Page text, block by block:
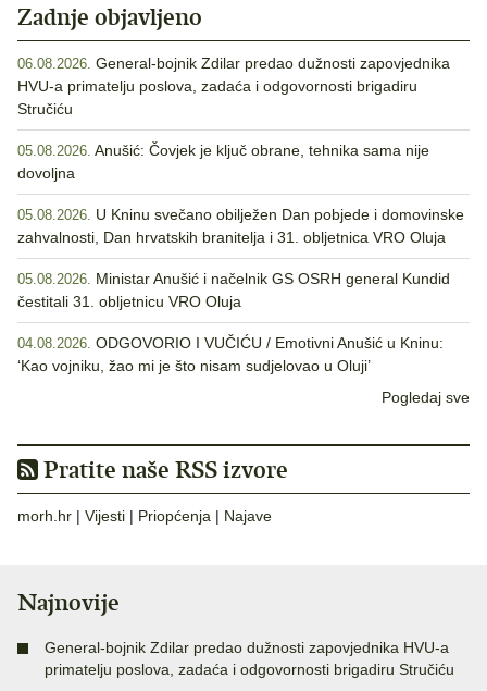
Zadnje objavljeno
06.08.2026. General-bojnik Zdilar predao dužnosti zapovjednika
HVU-a primatelju poslova, zadaća i odgovornosti brigadiru
Stručiću
05.08.2026. Anušić: Čovjek je ključ obrane, tehnika sama nije
dovoljna
05.08.2026. U Kninu svečano obilježen Dan pobjede i domovinske
zahvalnosti, Dan hrvatskih branitelja i 31. obljetnica VRO Oluja
05.08.2026. Ministar Anušić i načelnik GS OSRH general Kundid
čestitali 31. obljetnicu VRO Oluja
04.08.2026. ODGOVORIO I VUČIĆU / Emotivni Anušić u Kninu:
‘Kao vojniku, žao mi je što nisam sudjelovao u Oluji’
Pogledaj sve
Pratite naše RSS izvore
morh.hr | Vijesti | Priopćenja | Najave
Najnovije
General-bojnik Zdilar predao dužnosti zapovjednika HVU-a
primatelju poslova, zadaća i odgovornosti brigadiru Stručiću